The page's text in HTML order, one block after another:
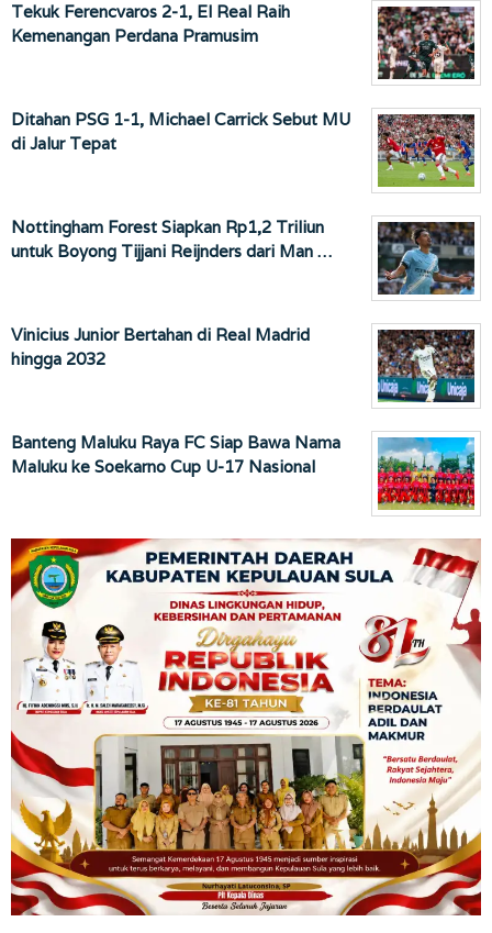
Tekuk Ferencvaros 2-1, El Real Raih
Kemenangan Perdana Pramusim
Ditahan PSG 1-1, Michael Carrick Sebut MU
di Jalur Tepat
Nottingham Forest Siapkan Rp1,2 Triliun
untuk Boyong Tijjani Reijnders dari Man …
Vinicius Junior Bertahan di Real Madrid
hingga 2032
Banteng Maluku Raya FC Siap Bawa Nama
Maluku ke Soekarno Cup U-17 Nasional